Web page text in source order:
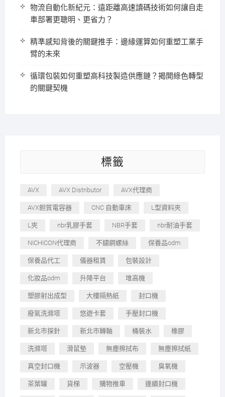
物流自動化新紀元：遠距離高速讀碼技術如何讓自走
車部署更聰明、更省力？
精準感知背後的關鍵推手：邊緣運算如何重塑工業手
臂的未來
循環包裝如何重塑高科技製造供應鏈？揭開綠色轉型
的關鍵契機
標籤
AVX AVX Distributor AVX代理商
AVX鉭質電容器 CNC 自動車床 L型資料夾
L夾 nbr乳膠手套 NBR手套 nbr耐油手套
NICHICON代理商 不鏽鋼螺絲 保養品odm
保養品代工 儀器租賃 包裝設計
化妝品odm 升降平台 堆高機
塑膠射出成型 大樓隔熱紙 封口機
廢氣洗滌塔 悠遊卡套 手壓封口機
新北市探針 新北市轉軸 桶裝水 橡膠
洗滌塔 滑鼠墊 無塵擦拭布 無塵擦拭紙
真空封口機 示波器 空壓機 臭氧機
茶葉罐 貨梯 購物推車 連續封口機